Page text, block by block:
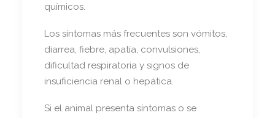
químicos.
Los síntomas más frecuentes son vómitos,
diarrea, fiebre, apatía, convulsiones,
dificultad respiratoria y signos de
insuficiencia renal o hepática.
Si el animal presenta síntomas o se